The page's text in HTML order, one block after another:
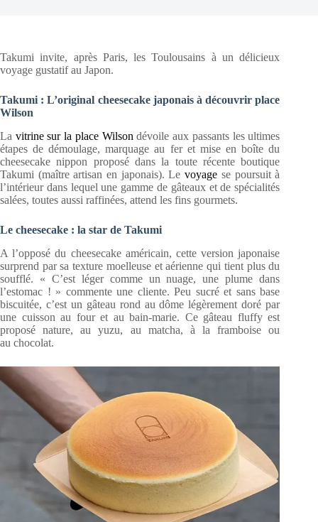
Takumi invite, après Paris, les Toulousains à un délicieux
voyage gustatif au Japon.
Takumi : L’original cheesecake japonais à découvrir place
Wilson
La vitrine sur la place Wilson dévoile aux passants les ultimes
étapes de démoulage, marquage au fer et mise en boîte du
cheesecake nippon proposé dans la toute récente boutique
Takumi (maître artisan en japonais). Levoyage se poursuit à
l’intérieur dans lequel une gamme de gâteaux et de spécialités
salées, toutes aussi raffinées, attend les fins gourmets.
Le cheesecake : la star de Takumi
A l’opposé du cheesecake américain, cette version japonaise
surprend par sa texture moelleuse et aérienne qui tient plus du
soufflé. « C’est léger comme un nuage, une plume dans
l’estomac ! » commente une cliente. Peu sucré et sans base
biscuitée, c’est un gâteau rond au dôme légèrement doré par
une cuisson au four et au bain-marie. Ce gâteau fluffy est
proposé nature, au yuzu, au matcha, à la framboise ou
au chocolat.